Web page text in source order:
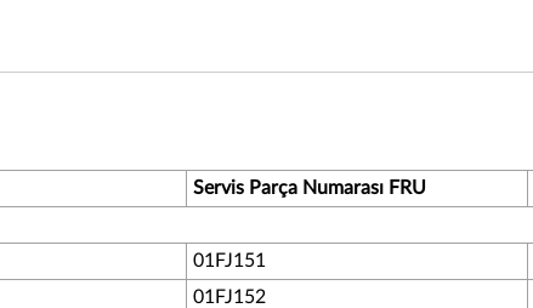
Servis Parça Numarası FRU
01FJ151
01FJ152